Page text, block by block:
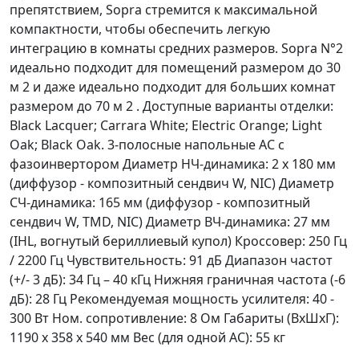
препятствием, Sopra стремится к максимальной
компактности, чтобы обеспечить легкую
интеграцию в комнаты средних размеров. Sopra N°2
идеально подходит для помещений размером до 30
м 2 и даже идеально подходит для больших комнат
размером до 70 м 2 . Доступные варианты отделки:
Black Lacquer; Carrara White; Electric Orange; Light
Oak; Black Oak. 3-полосные напольные АС с
фазоинвертором Диаметр НЧ-динамика: 2 х 180 мм
(диффузор - композитный сендвич W, NIC) Диаметр
СЧ-динамика: 165 мм (диффузор - композитный
сендвич W, TMD, NIC) Диаметр ВЧ-динамика: 27 мм
(IHL, вогнутый бериллиевый купол) Кроссовер: 250 Гц
/ 2200 Гц Чувствительность: 91 дБ Диапазон частот
(+/- 3 дБ): 34 Гц – 40 кГц Нижняя граничная частота (-6
дБ): 28 Гц Рекомендуемая мощность усилителя: 40 -
300 Вт Ном. сопротивление: 8 Ом Габариты (ВхШхГ):
1190 х 358 х 540 мм Вес (для одной АС): 55 кг